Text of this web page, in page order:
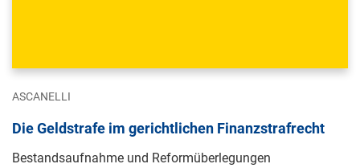
ASCANELLI
Die Geldstrafe im gerichtlichen Finanzstrafrecht
Bestandsaufnahme und Reformüberlegungen